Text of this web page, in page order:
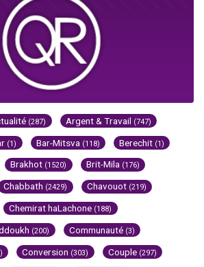
(287) Argent & Travail (747)
(1) Bar-Mitsva (118) Berechit (1)
Brakhot (1520) Brit-Mila (176)
Chabbath (2429) Chavouot (219)
Chemirat haLachone (188)
(200) Communauté (3)
Conversion (303) Couple (297)